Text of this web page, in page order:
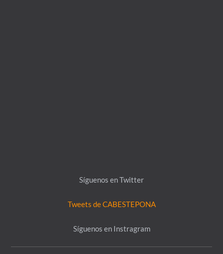
Síguenos en Twitter
Tweets de CABESTEPONA
Síguenos en Instragram